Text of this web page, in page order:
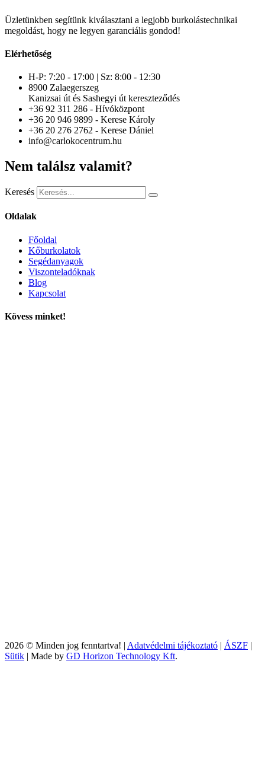
Üzletünkben segítünk kiválasztani a legjobb burkolástechnikai
megoldást, hogy ne legyen garanciális gondod!
Elérhetőség
H-P: 7:20 - 17:00 | Sz: 8:00 - 12:30
8900 Zalaegerszeg
Kanizsai út és Sashegyi út kereszteződés
+36 92 311 286 - Hívóközpont
+36 20 946 9899 - Kerese Károly
+36 20 276 2762 - Kerese Dániel
info@carlokocentrum.hu
Nem találsz valamit?
Keresés
Oldalak
Főoldal
Kőburkolatok
Segédanyagok
Viszonteladóknak
Blog
Kapcsolat
Kövess minket!
2026 © Minden jog fenntartva! | Adatvédelmi tájékoztató | ÁSZF |
Sütik | Made by GD Horizon Technology Kft.